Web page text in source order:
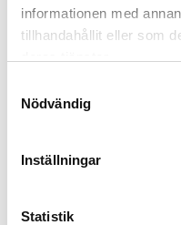
informationen med
tillhandahållit eller som
Nödvändig
Inställningar
Statistik
Debatt